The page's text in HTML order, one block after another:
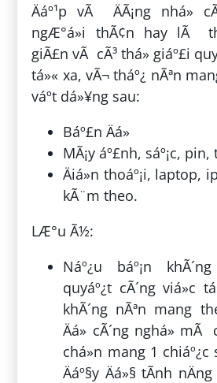
Äáº¹p vÃ ÄÃ¡ng nhá»
ngÆ°á»i thÃ¢n hay lÃ
giÃ£n vÃ cÃ³ thá» giáº£i
tá»« xa, vÃ¬ tháº¿ nÃªn
váº­t dá»¥ng sau:
Báº£n Äá»
MÃ¡y áº£nh, sáº¡c, pin,
Äiá»n thoáº¡i, laptop,
kÃ¨m theo.
LÆ°u Ã½:
Náº¿u báº¡n
quyáº¿t cÃ´ng viá»c
khÃ´ng nÃªn mang
Äá» cÃ´ng nghá»
chá»n mang 1
Äáº§y Äá»§ tÃ­nh